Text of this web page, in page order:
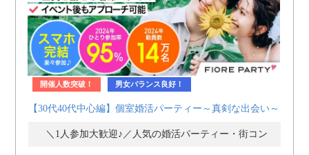
開催人数突破！ 男女バランス良好！
【30代40代中心編】個室婚活パーティー～真剣な出会い～
＼1人参加大歓迎♪／人気の婚活パーティー・街コン